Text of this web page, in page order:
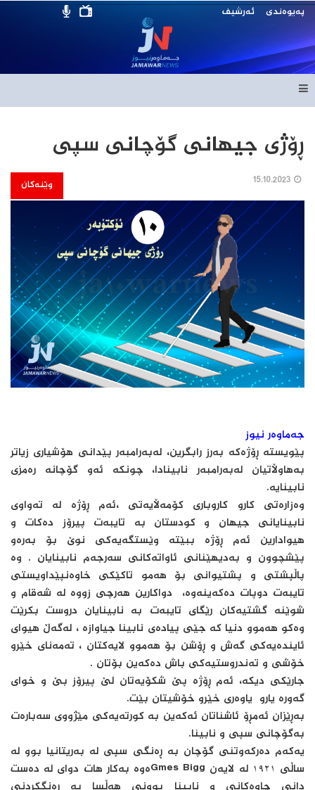
پەیوەندی ئەرشیف
ڕۆژى جیهانى گۆچانى سپی
وێنەکان
جەماوەر نیوز
پێویسته‌ ڕۆژه‌که‌ به‌رز رابگرین، له‌به‌رامبه‌ر پێدانى هۆشیارى زیاتر
به‌هاوڵاتیان له‌به‌رامبه‌ر نابینادا، چونکه‌ ئه‌و گۆچانه‌ ره‌مزى
نابینایه‌.
وه‌زاره‌تى کارو کاروبارى کۆمه‌ڵایه‌تى ،ئه‌م ڕۆژه‌ له‌ ته‌واوى
نابینایانى جیهان و کودستان به‌ تایبه‌ت پیرۆز ده‌کات و
هیوادارین ئه‌م ڕۆژه‌ ببێته‌ وێستگه‌یه‌کى نوێ بۆ به‌ره‌و
پێشچوون و به‌دیهێنانى ئاواته‌کانى سه‌رجه‌م نابینایان . وه‌
پاڵپشتى و پشتیوانى بۆ هه‌مو تاکێکى خاوه‌نپێداویستى
تایبه‌ت دوپات ده‌که‌ینه‌وه‌، دواکارین ھه‌رچى زووه‌ له‌ شه‌قام و
شوێنه‌ گشتیه‌کان رێگاى تایبه‌ت به‌ نابینایان دروست بکرێت
وه‌کو ھه‌موو دنیا که‌ جێى پیاده‌ى نابینا جیاوازه‌ ، له‌گه‌ڵ هیواى
ئاینده‌یه‌کى گه‌ش و ڕۆشن بۆ هه‌موو لایه‌کتان ، ته‌مه‌ناى خێرو
خۆشى و ته‌ندروستیه‌کى باش ده‌که‌ین بۆتان .
جارێکى دیکه‌، ئه‌م ڕۆژه‌ پێ‌ شکۆیه‌تان لێ پیرۆز بێ و خواى
گه‌وره‌ یارو یاوه‌رى خێرو خۆشیتان بێت.
به‌ڕێزان ئه‌مڕۆ ئاشناتان ئه‌که‌ین به‌ کورته‌یه‌کى مێژووى سه‌باره‌ت
به‌گۆچانى سپى و نابینا.
یه‌که‌م ده‌رکه‌وتنى گۆچان به‌ ڕه‌نگى سپى له‌ به‌ریتانیا بوو له‌
ساڵى ١٩٢١ له‌ لایه‌ن Gmes Biggه‌وه‌ به‌کار هات دواى له‌ ده‌ست